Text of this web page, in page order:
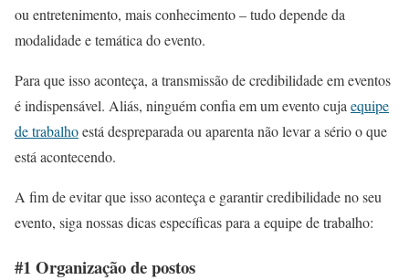
ou entretenimento, mais conhecimento – tudo depende da
modalidade e temática do evento.
Para que isso aconteça, a transmissão de credibilidade em eventos
é indispensável. Aliás, ninguém confia em um evento cujaequipe
de trabalhoestá despreparada ou aparenta não levar a sério o que
está acontecendo.
A fim de evitar que isso aconteça e garantir credibilidade no seu
evento, siga nossas dicas específicas para a equipe de trabalho:
#1 Organização de postos